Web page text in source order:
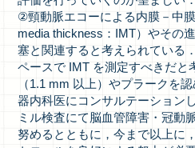
②頸動脈エコーによる内膜－中
media thickness：IMT）やその
塞と関連すると考えられている
ペースで IMT を測定すべきだと
（1.1 mm 以上）やプラークを
器内科医にコンサルテーション
ミル検査にて脳血管障害・冠動
努めるとともに，今まで以上に